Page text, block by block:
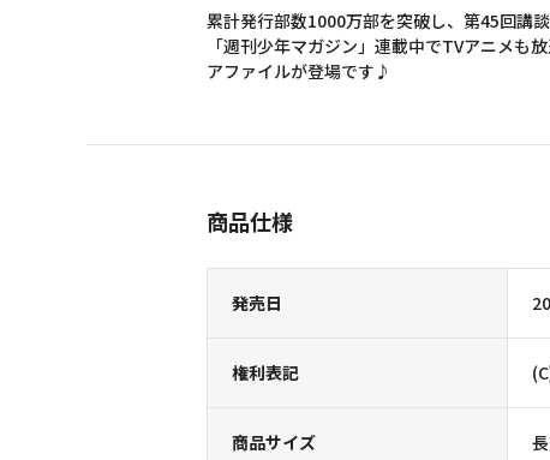
累計発行部数1000万部を突破し、第45回講
「週刊少年マガジン」連載中でTVアニメも
アファイルが登場です♪
商品仕様
発売日
権利表記
商品サイズ